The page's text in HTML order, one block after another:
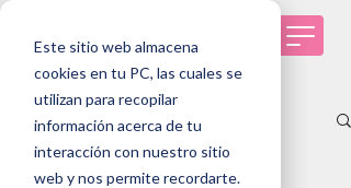
Este sitio web almacena
cookies en tu PC, las cuales se
utilizan para recopilar
información acerca de tu
interacción con nuestro sitio
web y nos permite recordarte.
Entrada